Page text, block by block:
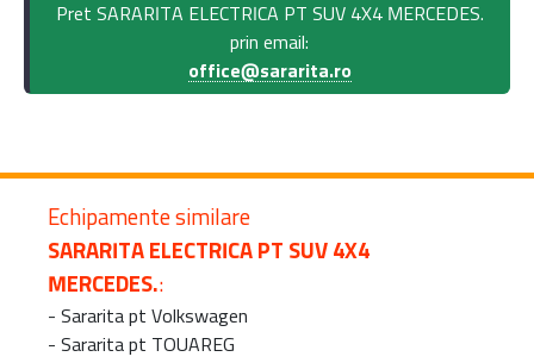
Pret SARARITA ELECTRICA PT SUV 4X4 MERCEDES.
prin email:
office@sararita.ro
Echipamente similare
SARARITA ELECTRICA PT SUV 4X4
MERCEDES.:
- Sararita pt Volkswagen
- Sararita pt TOUAREG